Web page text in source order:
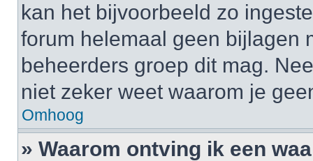
kan het bijvoorbeeld zo
forum helemaal geen bijlagen
beheerders groep dit mag.
niet zeker weet waarom je
Omhoog
» Waarom ontving ik een